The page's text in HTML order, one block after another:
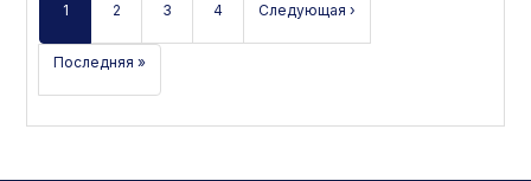
1 2 3 4 Следующая ›
Последняя »